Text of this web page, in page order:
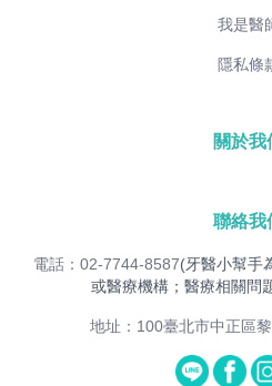
我是醫
隱私條
關於我
聯絡我
電話：02-7744-8587(牙醫小幫手
或醫療機構；醫療相關問
地址：100臺北市中正區